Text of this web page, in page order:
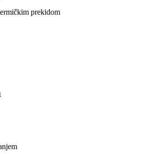
prekidom